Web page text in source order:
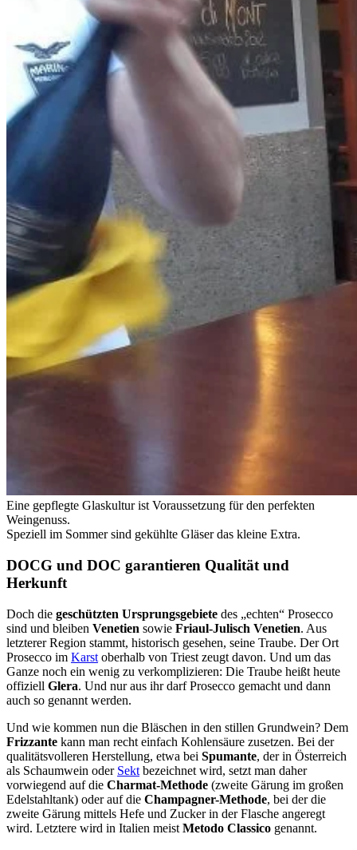
Eine gepflegte Glaskultur ist Voraussetzung für den perfekten
Weingenuss.
Speziell im Sommer sind gekühlte Gläser das kleine Extra.
DOCG und DOC garantieren Qualität und
Herkunft
Doch die geschützten Ursprungsgebiete des „echten“ Prosecco
sind und bleiben Venetien sowie Friaul-Julisch Venetien. Aus
letzterer Region stammt, historisch gesehen, seine Traube. Der Ort
Prosecco im Karst oberhalb von Triest zeugt davon. Und um das
Ganze noch ein wenig zu verkomplizieren: Die Traube heißt heute
offiziell Glera. Und nur aus ihr darf Prosecco gemacht und dann
auch so genannt werden.
Und wie kommen nun die Bläschen in den stillen Grundwein? Dem
Frizzante kann man recht einfach Kohlensäure zusetzen. Bei der
qualitätsvolleren Herstellung, etwa bei Spumante, der in Österreich
als Schaumwein oder Sekt bezeichnet wird, setzt man daher
vorwiegend auf die Charmat-Methode (zweite Gärung im großen
Edelstahltank) oder auf die Champagner-Methode, bei der die
zweite Gärung mittels Hefe und Zucker in der Flasche angeregt
wird. Letztere wird in Italien meist Metodo Classico genannt.